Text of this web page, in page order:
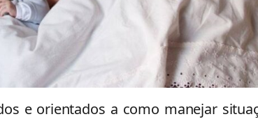
e orientados a como manejar